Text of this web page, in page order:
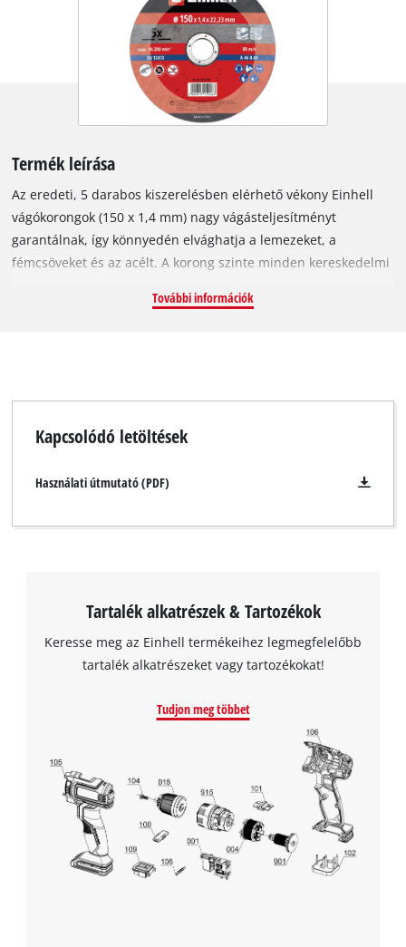
Termék leírása
Az eredeti, 5 darabos kiszerelésben elérhető vékony Einhell
vágókorongok (150 x 1,4 mm) nagy vágásteljesítményt
garantálnak, így könnyedén elvághatja a lemezeket, a
fémcsöveket és az acélt. A korong szinte minden kereskedelmi
150 mm-es sarokcsiszolóval használható. A vágókorong külső
További információk
Kapcsolódó letöltések
Használati útmutató (PDF)
Tartalék alkatrészek & Tartozékok
Keresse meg az Einhell termékeihez legmegfelelőbb
tartalék alkatrészeket vagy tartozékokat!
Tudjon meg többet